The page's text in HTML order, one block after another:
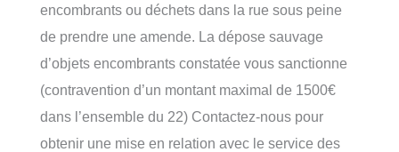
encombrants ou déchets dans la rue sous peine
de prendre une amende. La dépose sauvage
d’objets encombrants constatée vous sanctionne
(contravention d’un montant maximal de 1500€
dans l’ensemble du 22) Contactez-nous pour
obtenir une mise en relation avec le service des